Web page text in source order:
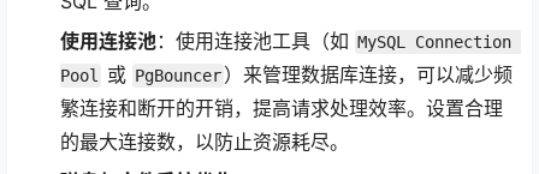
使用连接池：使用连接池工具（如 MySQL Connection
Pool
或 PgBouncer）来管理数据库连接，可以减少频
繁连接和断开的开销，提高请求处理效率。设置合理
的最大连接数，以防止资源耗尽。